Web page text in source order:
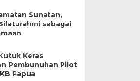
BTN Sah,
Ditempati
sah dan angsuran rutin dibayar,
2026.
Sunatan,
sebagai
Keras
Pembunuhan Pilot
Papua